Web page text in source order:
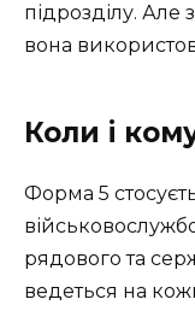
підрозділу. Але
вона
Коли і
Форма 5
рядового та
ведеться на